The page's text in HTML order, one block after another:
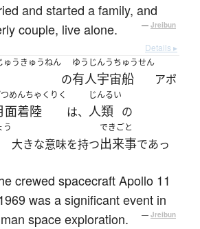
and started a family, and
couple, live alone.
— Jreibun
Details ▸
ゅうきゅうねん
の
ゆうじんうちゅうせん
有人宇宙船 アポ
めんちゃくりく
面着陸 は、
じんるい
人類 の
う
大きな意味を持つ
できごと
出来事であっ
crewed spacecraft Apollo 11
was a significant event in
space exploration.
— Jreibun